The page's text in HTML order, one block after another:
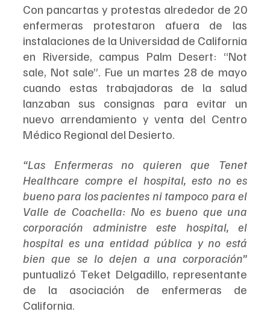
Con pancartas y protestas alrededor de 20
enfermeras protestaron afuera de las
instalaciones de la Universidad de California
en Riverside, campus Palm Desert: “Not
sale, Not sale”. Fue un martes 28 de mayo
cuando estas trabajadoras de la salud
lanzaban sus consignas para evitar un
nuevo arrendamiento y venta del Centro
Médico Regional del Desierto.
“Las Enfermeras no quieren que Tenet
Healthcare compre el hospital, esto no es
bueno para los pacientes ni tampoco para el
Valle de Coachella: No es bueno que una
corporación administre este hospital, el
hospital es una entidad pública y no está
bien que se lo dejen a una corporación”
puntualizó Teket Delgadillo, representante
de la asociación de enfermeras de
California.